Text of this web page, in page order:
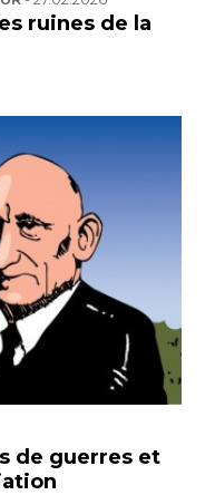
ruines de la
de guerres et